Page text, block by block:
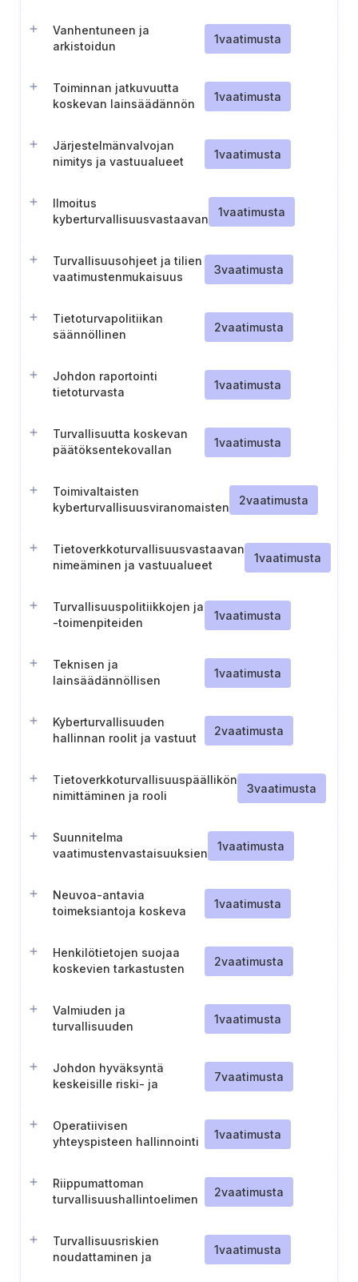
Vanhentuneen ja
arkistoidun
1vaatimusta
Toiminnan jatkuvuutta
koskevan lainsäädännön
1vaatimusta
Järjestelmänvalvojan
nimitys ja vastuualueet
1vaatimusta
Ilmoitus
kyberturvallisuusvastaavan
1vaatimusta
Turvallisuusohjeet ja tilien
vaatimustenmukaisuus
3vaatimusta
Tietoturvapolitiikan
säännöllinen
2vaatimusta
Johdon raportointi
tietoturvasta
1vaatimusta
Turvallisuutta koskevan
päätöksentekovallan
1vaatimusta
Toimivaltaisten
kyberturvallisuusviranomaisten
2vaatimusta
Tietoverkkoturvallisuusvastaavan
nimeäminen ja vastuualueet
1vaatimusta
Turvallisuuspolitiikkojen ja
-toimenpiteiden
1vaatimusta
Teknisen ja
lainsäädännöllisen
1vaatimusta
Kyberturvallisuuden
hallinnan roolit ja vastuut
2vaatimusta
Tietoverkkoturvallisuuspäällikön
nimittäminen ja rooli
3vaatimusta
Suunnitelma
vaatimustenvastaisuuksien
1vaatimusta
Neuvoa-antavia
toimeksiantoja koskeva
1vaatimusta
Henkilötietojen suojaa
koskevien tarkastusten
2vaatimusta
Valmiuden ja
turvallisuuden
1vaatimusta
Johdon hyväksyntä
keskeisille riski- ja
7vaatimusta
Operatiivisen
yhteyspisteen hallinnointi
1vaatimusta
Riippumattoman
turvallisuushallintoelimen
2vaatimusta
Turvallisuusriskien
noudattaminen ja
1vaatimusta